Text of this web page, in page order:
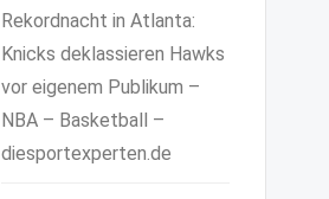
Rekordnacht in Atlanta:
Knicks deklassieren Hawks
vor eigenem Publikum –
NBA – Basketball –
diesportexperten.de